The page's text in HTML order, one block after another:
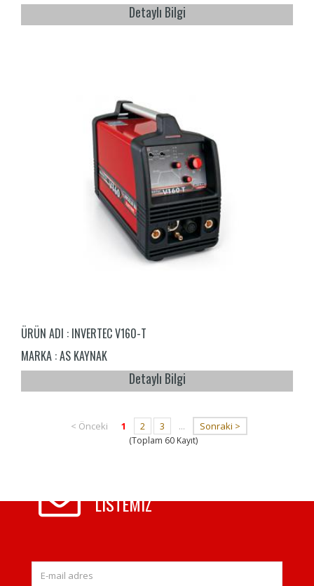
Detaylı Bilgi
ÜRÜN ADI : INVERTEC V160-T
MARKA :AS KAYNAK
Detaylı Bilgi
< Önceki 1 2 3 ... Sonraki >
(Toplam 60 Kayıt)
LISTEMIZ